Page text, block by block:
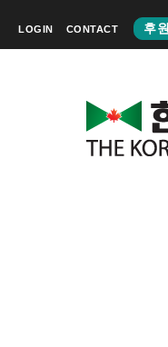
LOGIN CONTACT 후원